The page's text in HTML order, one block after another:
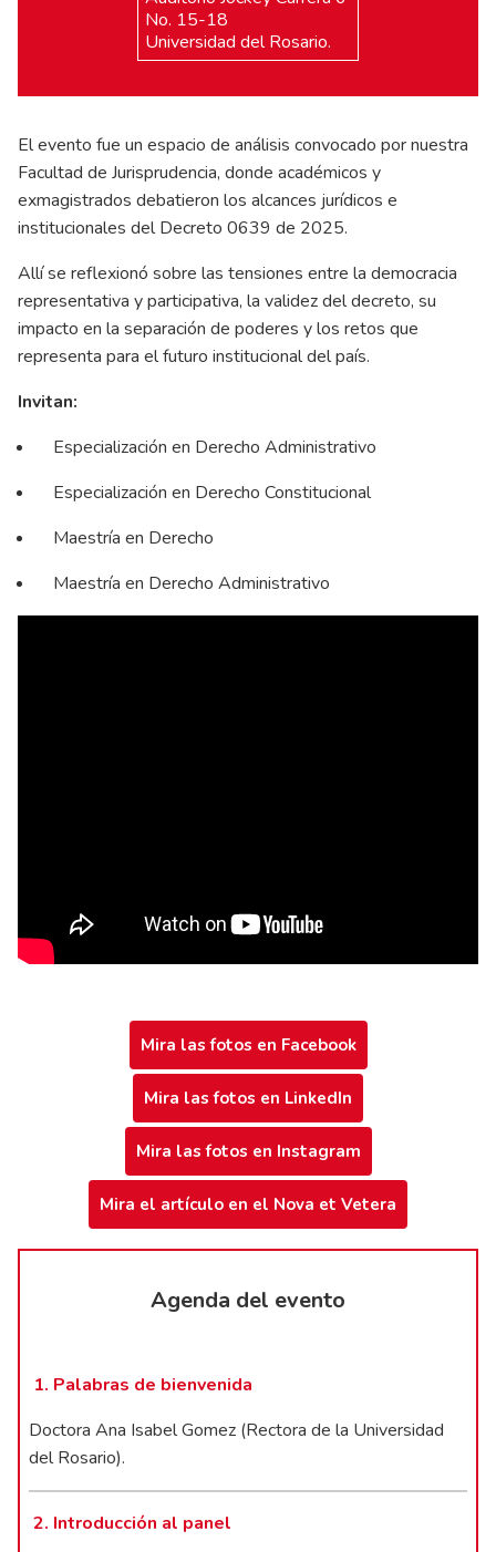
No. 15-18
Universidad del Rosario.
El evento fue un espacio de análisis convocado por nuestra
Facultad de Jurisprudencia, donde académicos y
exmagistrados debatieron los alcances jurídicos e
institucionales del Decreto 0639 de 2025.
Allí se reflexionó sobre las tensiones entre la democracia
representativa y participativa, la validez del decreto, su
impacto en la separación de poderes y los retos que
representa para el futuro institucional del país.
Invitan:
Especialización en Derecho Administrativo
Especialización en Derecho Constitucional
Maestría en Derecho
Maestría en Derecho Administrativo
Mira las fotos en Facebook
Mira las fotos en LinkedIn
Mira las fotos en Instagram
Mira el artículo en el Nova et Vetera
Agenda del evento
1. Palabras de bienvenida
Doctora Ana Isabel Gomez (Rectora de la Universidad
del Rosario).
2. Introducción al panel